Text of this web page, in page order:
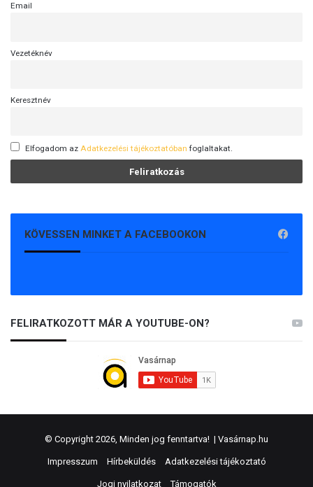
Email
Vezetéknév
Keresztnév
Elfogadom az Adatkezelési tájékoztatóban foglaltakat.
KÖVESSEN MINKET A FACEBOOKON
FELIRATKOZOTT MÁR A YOUTUBE-ON?
© Copyright 2026, Minden jog fenntartva! | Vasárnap.hu
Impresszum Hírbeküldés Adatkezelési tájékoztató
Jogi nyilatkozat Támogatók